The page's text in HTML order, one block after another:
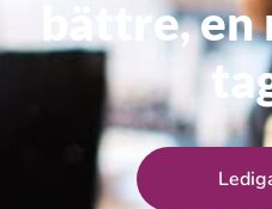
bättre,